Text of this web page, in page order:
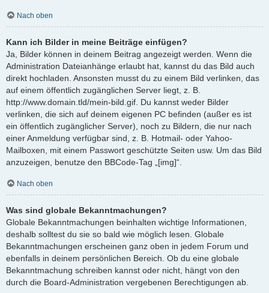
Nach oben
Kann ich Bilder in meine Beiträge einfügen?
Ja, Bilder können in deinem Beitrag angezeigt werden. Wenn die
Administration Dateianhänge erlaubt hat, kannst du das Bild auch
direkt hochladen. Ansonsten musst du zu einem Bild verlinken, das
auf einem öffentlich zugänglichen Server liegt, z. B.
http://www.domain.tld/mein-bild.gif. Du kannst weder Bilder
verlinken, die sich auf deinem eigenen PC befinden (außer es ist
ein öffentlich zugänglicher Server), noch zu Bildern, die nur nach
einer Anmeldung verfügbar sind, z. B. Hotmail- oder Yahoo-
Mailboxen, mit einem Passwort geschützte Seiten usw. Um das Bild
anzuzeigen, benutze den BBCode-Tag „[img]“.
Nach oben
Was sind globale Bekanntmachungen?
Globale Bekanntmachungen beinhalten wichtige Informationen,
deshalb solltest du sie so bald wie möglich lesen. Globale
Bekanntmachungen erscheinen ganz oben in jedem Forum und
ebenfalls in deinem persönlichen Bereich. Ob du eine globale
Bekanntmachung schreiben kannst oder nicht, hängt von den
durch die Board-Administration vergebenen Berechtigungen ab.